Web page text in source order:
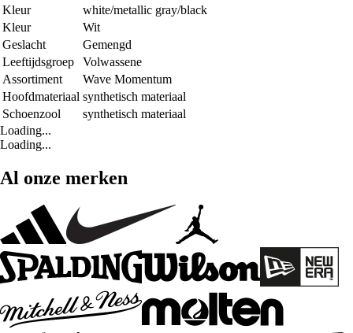
Kleur
white/metallic gray/black
Kleur
Wit
Geslacht
Gemengd
Leeftijdsgroep
Volwassene
Assortiment
Wave Momentum
Hoofdmateriaal synthetisch materiaal
Schoenzool
synthetisch materiaal
Loading...
Loading...
Al onze merken